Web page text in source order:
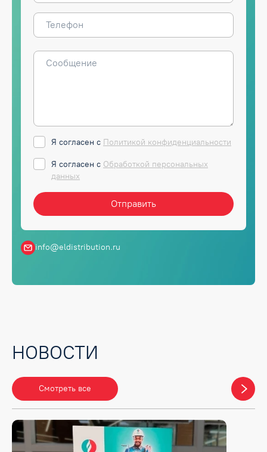
Я согласен с Политикой конфиденциальности
Я согласен с Обработкой персональных
данных
info@eldistribution.ru
НОВОСТИ
Смотреть все